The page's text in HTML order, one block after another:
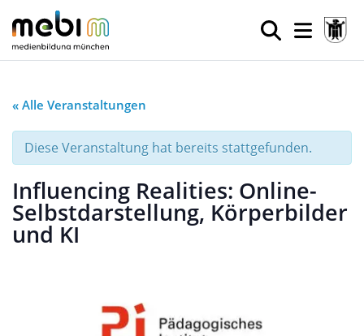
« Alle Veranstaltungen
Diese Veranstaltung hat bereits stattgefunden.
Influencing Realities: Online-
Selbstdarstellung, Körperbilder
und KI